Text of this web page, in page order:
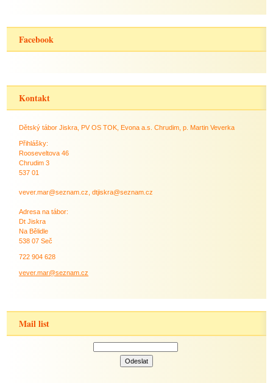
Facebook
Kontakt
Dětský tábor Jiskra, PV OS TOK, Evona a.s. Chrudim, p. Martin Veverka
Přihlášky:
Rooseveltova 46
Chrudim 3
537 01
vever.mar@seznam.cz, dtjiskra@seznam.cz
Adresa na tábor:
Dt Jiskra
Na Bělidle
538 07 Seč
722 904 628
vever.mar@seznam.cz
Mail list